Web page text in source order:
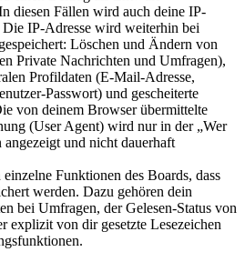
diesen Fällen wird auch deine IP-
Die IP-Adresse wird weiterhin bei
Löschen und Ändern von
Private Nachrichten und Umfragen),
Profildaten (E-Mail-Adresse,
Passwort) und gescheiterte
von deinem Browser übermittelte
(User Agent) wird nur in der „Wer
und nicht dauerhaft
Funktionen des Boards, dass
werden. Dazu gehören dein
bei Umfragen, der Gelesen-Status von
explizit von dir gesetzte Lesezeichen